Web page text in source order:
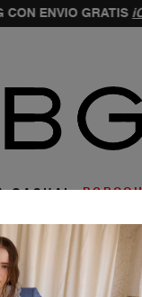
CON ENVIO GRATIS
CASUAL
Entrar con